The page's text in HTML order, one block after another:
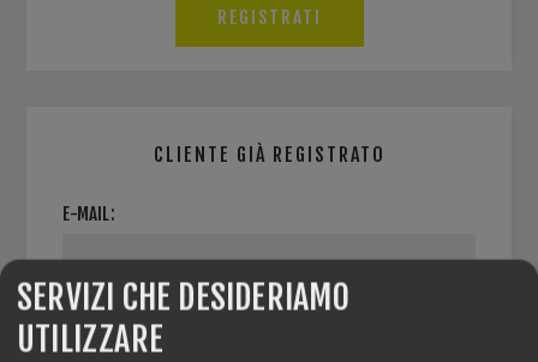
CLIENTE GIÀ REGISTRATO
E-MAIL:
PASSWORD:
SERVIZI CHE DESIDERIAMO
UTILIZZARE